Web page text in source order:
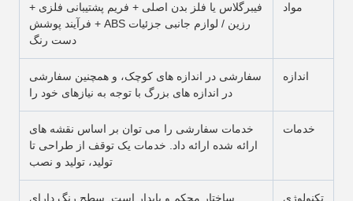
مواد
فیبرگلاس یا فلز بدن اصلی + فریم پشتیبانی فلزی +
رزین / لوازم جانبی جزئیات ABS + فرآیند پوشش
دست رنگ
اندازه
سفارشی در اندازه های کوچک، و همچنین سفارشی
در اندازه های بزرگ با توجه به نیازهای خود را
خدمات
خدمات سفارشی را می توان بر اساس نقشه های
ارائه شده ارائه داد. خدمات یک توقف از طراحی تا
تولید، تولید و نصب
تکنولوژی
ساختار محکم و پایدار است. سطح رنگ دارای